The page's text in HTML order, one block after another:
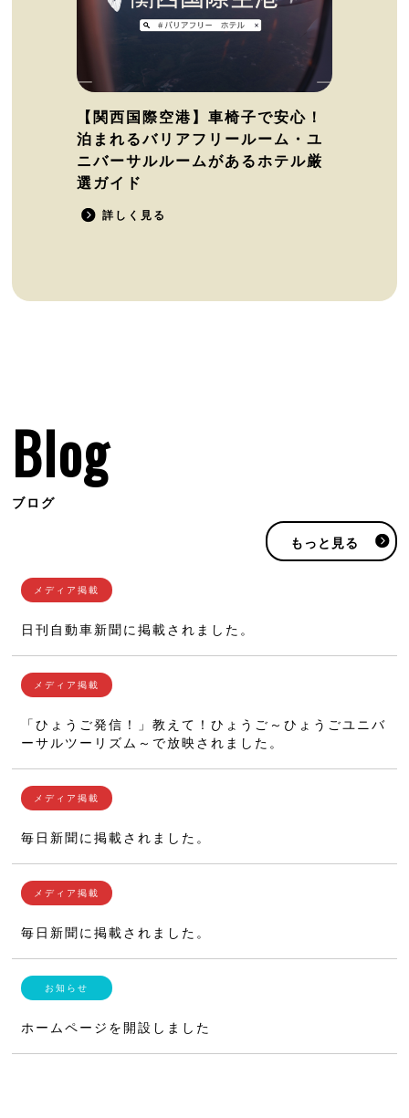
【関西国際空港】車椅子で安心！
泊まれるバリアフリールーム・ユ
ニバーサルルームがあるホテル厳
選ガイド
詳しく見る
Blog
ブログ
もっと見る
日刊自動車新聞に掲載されました。
「ひょうご発信！」教えて！ひょうご～ひょうごユニバ
ーサルツーリズム～で放映されました。
毎日新聞に掲載されました。
毎日新聞に掲載されました。
ホームページを開設しました